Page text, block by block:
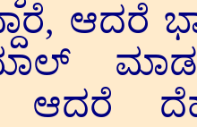
ಆದರೆ
ಆದರೆ